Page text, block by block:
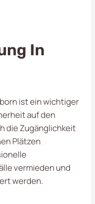
In
ist ein wichtiger
auf den
die Zugänglichkeit
Plätzen
vermieden und
werden.